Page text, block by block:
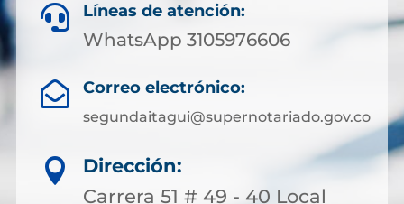
 Líneas de atención:
WhatsApp 3105976606
 Correo electrónico:
segundaitagui@supernotariado.gov.co

Dirección:
Carrera 51 # 49 - 40 Local